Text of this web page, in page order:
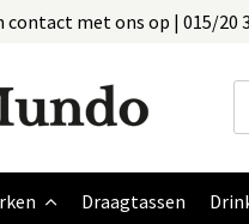
contact met ons op | 015/20
Draagtassen